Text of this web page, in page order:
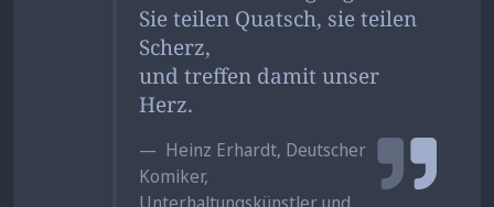
Sie teilen Quatsch, sie teilen
Scherz,
und treffen damit unser
Herz.
Heinz Erhardt, Deutscher
Komiker,